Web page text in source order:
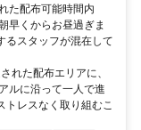
た配布可能時間内
早くからお昼過ぎま
るスタッフが混在して
れた配布エリアに、
ルに沿って一人で進
トレスなく取り組むこ